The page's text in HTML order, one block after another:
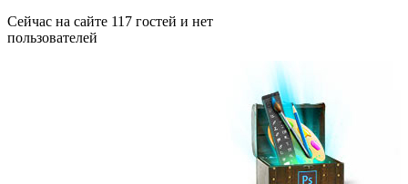
Сейчас на сайте 117 гостей и нет
пользователей